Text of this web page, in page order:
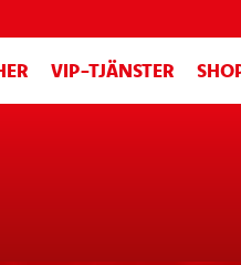
VIP-TJÄNSTER